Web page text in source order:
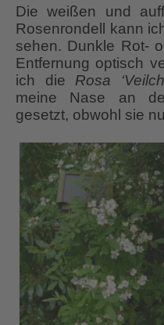
Die weißen und
Rosenrondell kann
sehen. Dunkle Rot-
Entfernung optisch
ich die Rosa
meine Nase an
gesetzt, obwohl sie